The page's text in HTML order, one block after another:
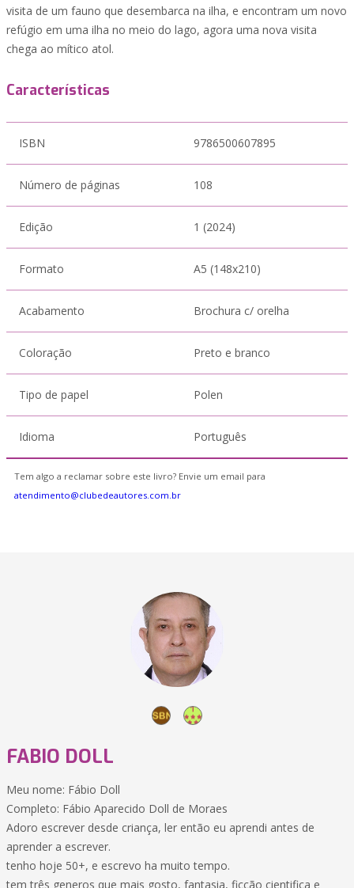
visita de um fauno que desembarca na ilha, e encontram um novo
refúgio em uma ilha no meio do lago, agora uma nova visita
chega ao mítico atol.
Características
ISBN 9786500607895
Número de páginas 108
Edição 1 (2024)
Formato A5 (148x210)
Acabamento Brochura c/ orelha
Coloração Preto e branco
Tipo de papel Polen
Idioma Português
Tem algo a reclamar sobre este livro? Envie um email para
atendimento@clubedeautores.com.br
FABIO DOLL
Meu nome: Fábio Doll
Completo: Fábio Aparecido Doll de Moraes
Adoro escrever desde criança, ler então eu aprendi antes de
aprender a escrever.
tenho hoje 50+, e escrevo ha muito tempo.
tem três generos que mais gosto, fantasia, ficção cientifica e